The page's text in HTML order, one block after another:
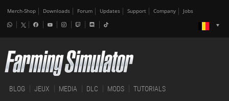
Merch-Shop Downloads Forum Updates Support Company Jobs
BLOG JEUX MEDIA DLC MODS TUTORIALS